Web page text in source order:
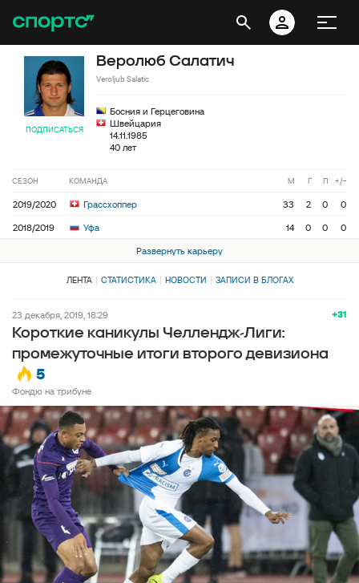
ПОДПИСАТЬСЯ
Веролюб Салатич
Veroljub Salatic
Босния и Герцеговина
Швейцария
14.11.1985
40 лет
СЕЗОН КОМАНДА М Г П +/−
2019/2020 Грассхоппер 33 2 0
0
2018/2019
Уфа 14 0 0
0
Развернуть карьеру
ЛЕНТА СТАТИСТИКА НОВОСТИ ЗАПИСИ В БЛОГАХ
+31
23 декабря, 2019, 18:29
Короткие каникулы Челлендж-Лиги:
промежуточные итоги второго девизиона
5
Фондю на трибуне